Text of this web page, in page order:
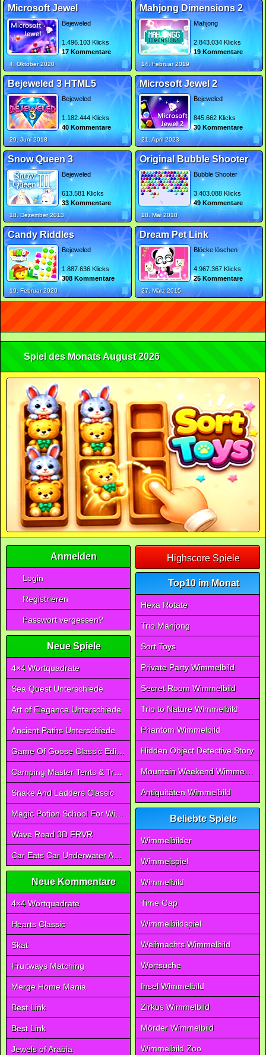
Microsoft Jewel
Bejeweled
1.496.103 Klicks
17 Kommentare
4. Oktober 2020
Mahjong Dimensions 2
Mahjong
2.843.034 Klicks
19 Kommentare
14. Februar 2019
Bejeweled 3 HTML5
Bejeweled
1.182.444 Klicks
40 Kommentare
29. Juni 2018
Microsoft Jewel 2
Bejeweled
845.662 Klicks
30 Kommentare
21. April 2023
Snow Queen 3
Bejeweled
613.581 Klicks
33 Kommentare
18. Dezember 2013
Original Bubble Shooter
Bubble Shooter
3.403.088 Klicks
49 Kommentare
18. Mai 2018
Candy Riddles
Bejeweled
1.887.636 Klicks
308 Kommentare
19. Februar 2020
Dream Pet Link
Blöcke löschen
4.967.367 Klicks
25 Kommentare
27. März 2015
Spiel des Monats August 2026
Anmelden
Login
Registrieren
Passwort vergessen?
Neue Spiele
4×4 Wortquadrate
Sea Quest Unterschiede
Art of Elegance Unterschiede
Ancient Paths Unterschiede
Game Of Goose Classic Edition
Camping Master Tents & Trees
Snake And Ladders Classic
Magic Potion School For Witch
Wave Road 3D FRVR
Car Eats Car Underwater Adventure FRVR
Neue Kommentare
4×4 Wortquadrate
Hearts Classic
Skat
Fruitways Matching
Merge Home Mania
Best Link
Best Link
Jewels of Arabia
Highscore Spiele
Top10 im Monat
Hexa Rotate
Trio Mahjong
Sort Toys
Private Party Wimmelbild
Secret Room Wimmelbild
Trip to Nature Wimmelbild
Phantom Wimmelbild
Hidden Object Detective Story
Mountain Weekend Wimmelbild
Antiquitäten Wimmelbild
Beliebte Spiele
Wimmelbilder
Wimmelspiel
Wimmelbild
Time Gap
Wimmelbildspiel
Weihnachts Wimmelbild
Wortsuche
Insel Wimmelbild
Zirkus Wimmelbild
Mörder Wimmelbild
Wimmelbild Zoo